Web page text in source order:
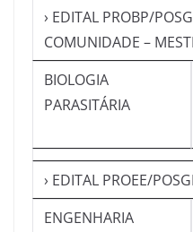
› EDITAL PROBP/
COMUNIDADE –
BIOLOGIA
PARASITÁRIA
› EDITAL PROEE/
ENGENHARIA